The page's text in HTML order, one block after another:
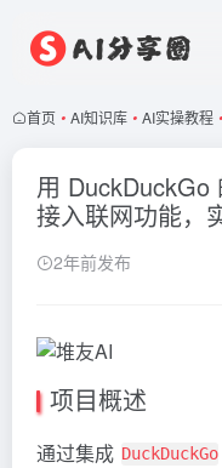
首页 • AI知识库 • AI实操教程 •
用 DuckDuckGo
接入联网功能，
2年前发布
项目概述
通过集成 DuckDuckGo